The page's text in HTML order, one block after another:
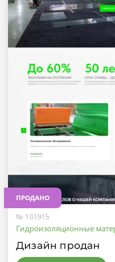
ПРОДАНО
№ 101915
Гидроизоляционные
Дизайн продан